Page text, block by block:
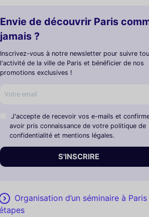
Envie de découvrir Paris
jamais ?
Inscrivez-vous à notre newsletter pour suivre
l'activité de la ville de Paris et bénéficier de nos
promotions exclusives !
J'accepte de recevoir vos e-mails et
avoir pris connaissance de votre politique de
confidentialité et mentions légales.
S'INSCRIRE
Organisation d’un séminaire à Paris